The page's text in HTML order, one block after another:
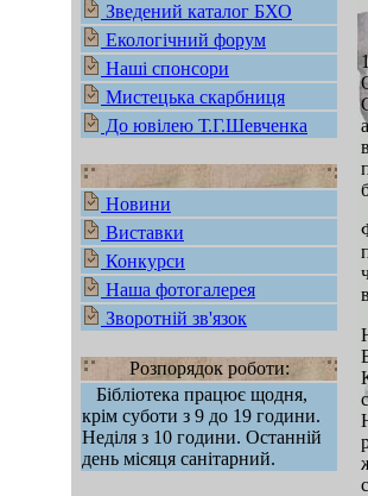
Зведений каталог БХО
Екологічний форум
Наші спонсори
Мистецька скарбниця
До ювілею Т.Г.Шевченка
Новини
Виставки
Конкурси
Наша фотогалерея
Зворотній зв'язок
Розпорядок роботи:
Бібліотека працює щодня,
крім суботи з 9 до 19 години.
Неділя з 10 години. Останній
день місяця санітарний.